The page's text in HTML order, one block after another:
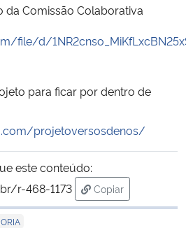
da Comissão Colaborativa
file/d/
para ficar por dentro de
projetoversosdenos/
este conteúdo:
r-468-1173
Copiar
para área de